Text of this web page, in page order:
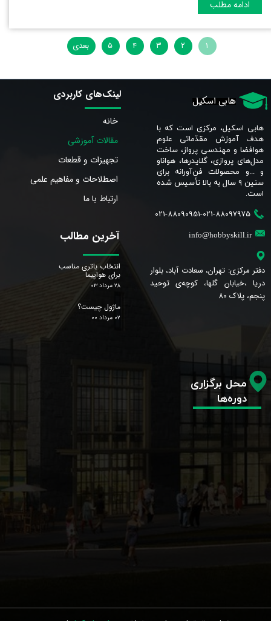
ادامه مطلب
۱ ۲ ۳ ۴ ۵ بعدی
هابی اسکیل
هابی اسکیل، مرکزی است که با
هدف آموزش مقدّماتی علوم
هوافضا و مهندسی پرواز، ساخت
مدل‌های پروازی، گلایدرها، هواناو
و ...و محصولات فن‌آورانه برای
سنین ٩ سال به بالا تأسیس شده
است.​​​​​​​
021-88090951-021-88097975
info@hobbyskill.ir
دفتر مرکزی: تهران، سعادت آباد، بلوار
دریا ،خیابان گلها، کوچه‌ی توحید
پنجم، پلاک 80
لینک‌های کاربردی
خانه
مقالات آموزشی
تجهیزات و قطعات
اصطلاحات و مفاهیم علمی
ارتباط با ما
آخرین مطالب
انتخاب باتری مناسب
برای هواپیما
۲۸ مرداد ۰۳
ماژول چیست؟
۰۲ مرداد ۰۰
محل برگزاری
دوره‌ها